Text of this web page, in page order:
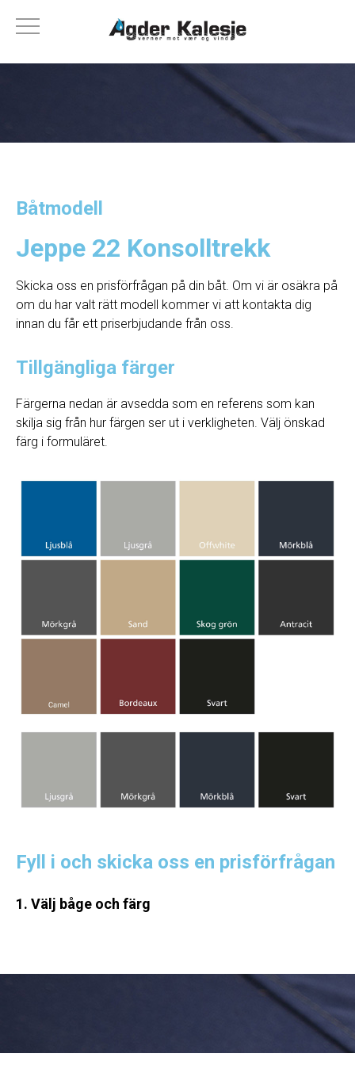
Båtmodell
Jeppe 22 Konsolltrekk
Skicka oss en prisförfrågan på din båt. Om vi ​​är osäkra på
om du har valt rätt modell kommer vi att kontakta dig
innan du får ett priserbjudande från oss.
Tillgängliga färger
Färgerna nedan är avsedda som en referens som kan
skilja sig från hur färgen ser ut i verkligheten. Välj önskad
färg i formuläret.
Fyll i och skicka oss en prisförfrågan
1. Välj båge och färg